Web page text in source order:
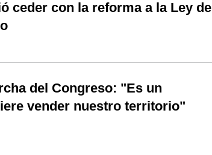
ceder con la reforma a la Ley de
del Congreso: "Es un
vender nuestro territorio"